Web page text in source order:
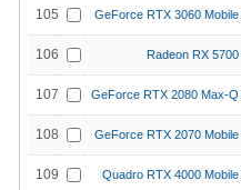
105 GeForce RTX 3060
106 Radeon RX
107 GeForce RTX 2080 Max-Q
108 GeForce RTX 2070
109 Quadro RTX 4000